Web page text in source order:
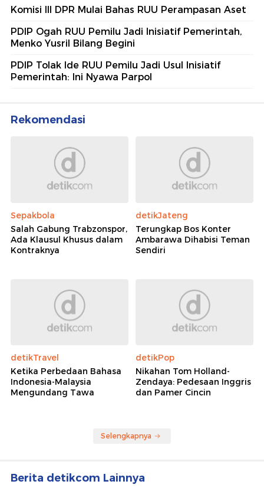
Komisi III DPR Mulai Bahas RUU Perampasan Aset
PDIP Ogah RUU Pemilu Jadi Inisiatif Pemerintah,
Menko Yusril Bilang Begini
PDIP Tolak Ide RUU Pemilu Jadi Usul Inisiatif
Pemerintah: Ini Nyawa Parpol
Rekomendasi
Sepakbola
Salah Gabung Trabzonspor,
Ada Klausul Khusus dalam
Kontraknya
detikJateng
Terungkap Bos Konter
Ambarawa Dihabisi Teman
Sendiri
detikTravel
Ketika Perbedaan Bahasa
Indonesia-Malaysia
Mengundang Tawa
detikPop
Nikahan Tom Holland-
Zendaya: Pedesaan Inggris
dan Pamer Cincin
Selengkapnya
Berita detikcom Lainnya